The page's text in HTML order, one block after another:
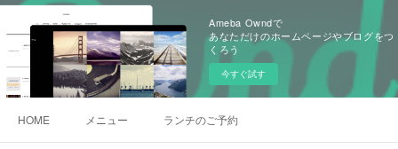
Ameba Owndで
あなただけのホームページやブログをつ
くろう
今すぐ試す
HOME メニュー ランチのご予約